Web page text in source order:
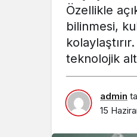
Özellikle
bilinmesi,
teknolojik
admin
15